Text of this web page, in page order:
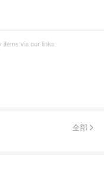
via our links.
全部